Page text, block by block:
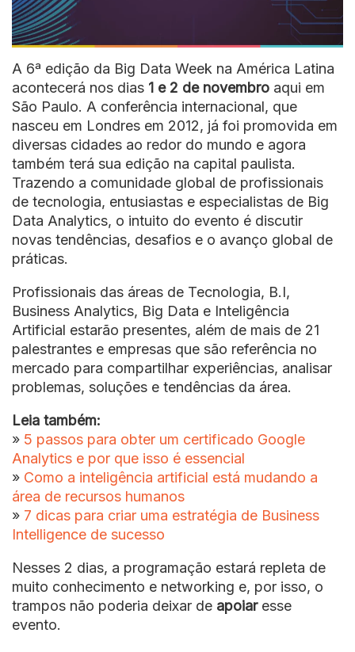
A 6ª edição da Big Data Week na América Latina
acontecerá nos dias 1 e 2 de novembro aqui em
São Paulo. A conferência internacional, que
nasceu em Londres em 2012, já foi promovida em
diversas cidades ao redor do mundo e agora
também terá sua edição na capital paulista.
Trazendo a comunidade global de profissionais
de tecnologia, entusiastas e especialistas de Big
Data Analytics, o intuito do evento é discutir
novas tendências, desafios e o avanço global de
práticas.
Profissionais das áreas de Tecnologia, B.I,
Business Analytics, Big Data e Inteligência
Artificial estarão presentes, além de mais de 21
palestrantes e empresas que são referência no
mercado para compartilhar experiências, analisar
problemas, soluções e tendências da área.
Leia também:
» 5 passos para obter um certificado Google
Analytics e por que isso é essencial
» Como a inteligência artificial está mudando a
área de recursos humanos
» 7 dicas para criar uma estratégia de Business
Intelligence de sucesso
Nesses 2 dias, a programação estará repleta de
muito conhecimento e networking e, por isso, o
trampos não poderia deixar de apoiar esse
evento.